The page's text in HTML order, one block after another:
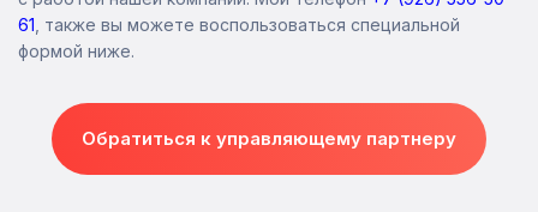
61 , также вы можете воспользоваться специальной
формой ниже.
Обратиться к управляющему партнеру